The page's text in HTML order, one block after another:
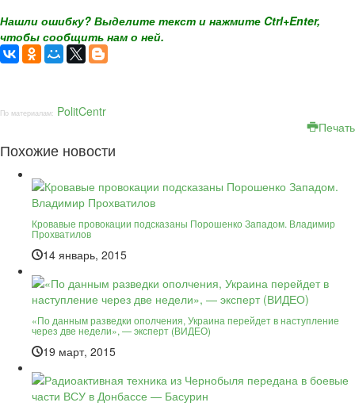
Нашли ошибку? Выделите текст и нажмите Ctrl+Enter,
чтобы сообщить нам о ней.
По материалам: PolitCentr
Печать
Похожие новости
Кровавые провокации подсказаны Порошенко Западом. Владимир
Прохватилов
14 январь, 2015
«По данным разведки ополчения, Украина перейдет в наступление
через две недели», — эксперт (ВИДЕО)
19 март, 2015